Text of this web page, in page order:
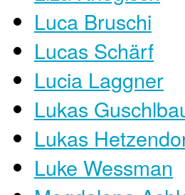
Luca Bruschi
Lucas Schärf
Lucia Laggner
Lukas
Lukas
Luke Wessman